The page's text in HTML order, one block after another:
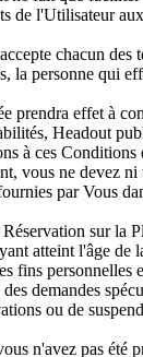
de l'Utilisateur
chacun
personne qui
effet à
Headout
à ces
vous ne devez
par Vous
sur la
atteint l'âge
demandes
ou de
n'avez pas